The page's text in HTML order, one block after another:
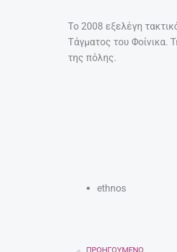
Το 2008 εξελέγη
Τάγματος του Φοίνικα.
της πόλης.
ethnos
ΠΡΟΗΓΟΎΜΕΝΟ